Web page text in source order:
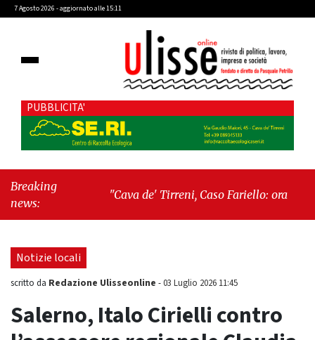
7 Agosto 2026 - aggiornato alle 15:11
PUBBLICITA'
Breaking
news:
"Cava de' Tirreni, Caso Fariello: ora torniamo
Notizie locali
scritto da Redazione Ulisseonline -03 Luglio 2026 11:45
Salerno, Italo Cirielli contro